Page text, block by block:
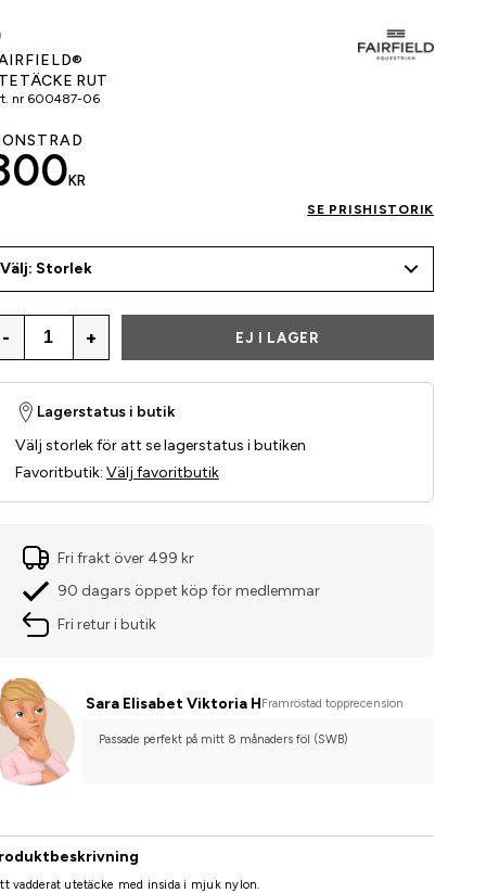
RUT
nr 600487-06
KR
SE PRISHISTORIK
Välj: Storlek
- + EJ I LAGER
Lagerstatus i butik
Välj storlek för att se lagerstatus i butiken
Favoritbutik: Välj favoritbutik
Fri frakt över 499 kr
90 dagars öppet köp för medlemmar
Fri retur i butik
Sara Elisabet Viktoria HFramröstad topprecension
Passade perfekt på mitt 8 månaders föl (SWB)
vadderat utetäcke med insida i mjuk nylon.